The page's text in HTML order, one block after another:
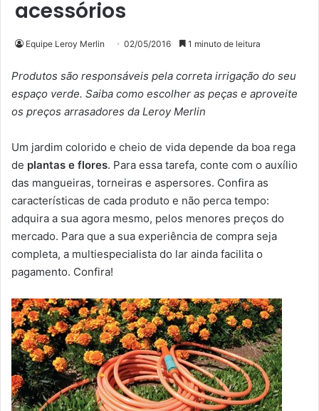
acessórios
Equipe Leroy Merlin 02/05/2016 1 minuto de leitura
Produtos são responsáveis pela correta irrigação do seu
espaço verde. Saiba como escolher as peças e aproveite
os preços arrasadores da Leroy Merlin
Um jardim colorido e cheio de vida depende da boa rega
de plantas e flores. Para essa tarefa, conte com o auxílio
das mangueiras, torneiras e aspersores. Confira as
características de cada produto e não perca tempo:
adquira a sua agora mesmo, pelos menores preços do
mercado. Para que a sua experiência de compra seja
completa, a multiespecialista do lar ainda facilita o
pagamento. Confira!